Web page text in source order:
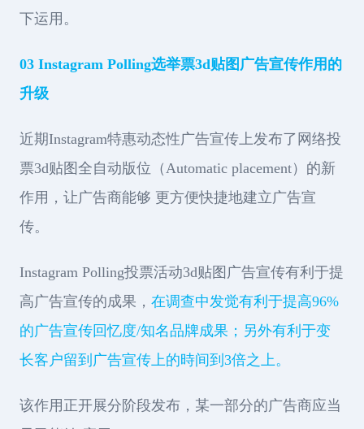
下运用。
03 Instagram Polling选举票3d贴图广告宣传作用的
升级
近期Instagram特惠动态性广告宣传上发布了网络投
票3d贴图全自动版位（Automatic placement）的新
作用，让广告商能够 更方便快捷地建立广告宣
传。
Instagram Polling投票活动3d贴图广告宣传有利于提
高广告宣传的成果， 在调查中发觉有利于提高96%
的广告宣传回忆度/知名品牌成果；另外有利于变
长客户留到广告宣传上的時间到3倍之上。
该作用正开展分阶段发布，某一部分的广告商应当